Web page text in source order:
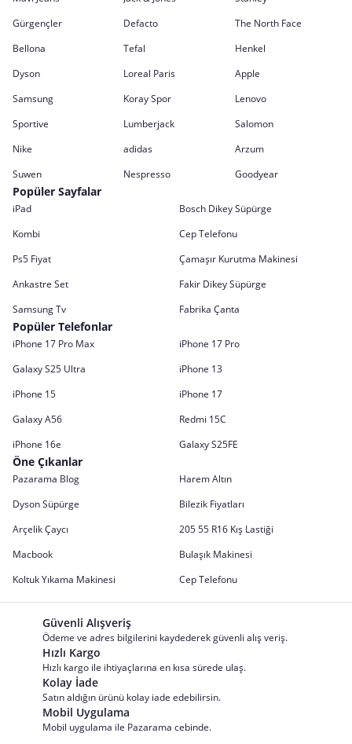
Gürgençler
Defacto
The North Face
Bellona
Tefal
Henkel
Dyson
Loreal Paris
Apple
Samsung
Koray Spor
Lenovo
Sportive
Lumberjack
Salomon
Nike
adidas
Arzum
Suwen
Nespresso Goodyear
Popüler Sayfalar
iPad
Bosch Dikey Süpürge
Kombi
Cep Telefonu
Ps5 Fiyat
Çamaşır Kurutma Makinesi
Ankastre Set
Fakir Dikey Süpürge
Samsung Tv
Fabrika Çanta
Popüler Telefonlar
iPhone 17 Pro Max
iPhone 17 Pro
Galaxy S25 Ultra
iPhone 13
iPhone 15
iPhone 17
Galaxy A56
Redmi 15C
iPhone 16e
Galaxy S25FE
Öne Çıkanlar
Pazarama Blog
Harem Altın
Dyson Süpürge
Bilezik Fiyatları
Arçelik Çaycı
205 55 R16 Kış Lastiği
Macbook
Bulaşık Makinesi
Koltuk Yıkama Makinesi
Cep Telefonu
Güvenli Alışveriş
Ödeme ve adres bilgilerini kaydederek güvenli alış veriş.
Hızlı Kargo
Hızlı kargo ile ihtiyaçlarına en kısa sürede ulaş.
Kolay İade
Satın aldığın ürünü kolay iade edebilirsin.
Mobil Uygulama
Mobil uygulama ile Pazarama cebinde.